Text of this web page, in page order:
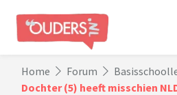
Home Forum
Dochter (5) heeft misschien